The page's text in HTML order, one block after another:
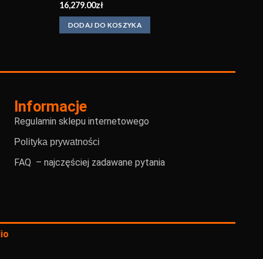
16,279.00zł
DODAJ DO KOSZYKA
Informacje
Regulamin sklepu internetowego
Polityka prywatności
FAQ – najczęściej zadawane pytania